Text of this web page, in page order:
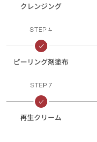
クレンジング
STEP 4
ピーリング剤塗布
STEP 7
再生クリーム